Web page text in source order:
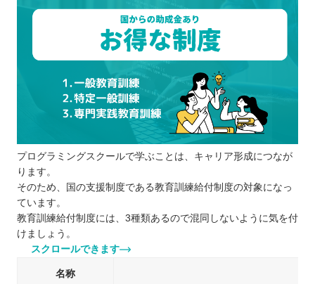
プログラミングスクールで学ぶことは、キャリア形成につなが
ります。
そのため、国の支援制度である教育訓練給付制度の対象になっ
ています。
教育訓練給付制度には、3種類あるので混同しないように気を付
けましょう。
スクロールできます
名称